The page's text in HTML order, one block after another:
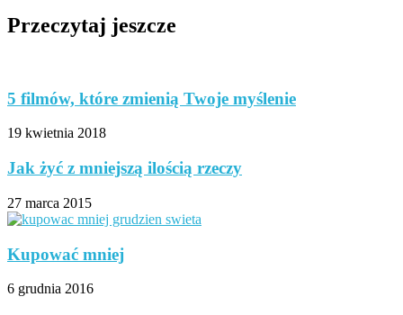
Przeczytaj jeszcze
5 filmów, które zmienią Twoje myślenie
19 kwietnia 2018
Jak żyć z mniejszą ilością rzeczy
27 marca 2015
Kupować mniej
6 grudnia 2016